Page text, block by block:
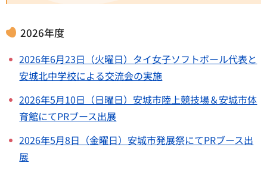
2026年度
2026年6月23日（火曜日）タイ女子ソフトボール代表と
安城北中学校による交流会の実施
2026年5月10日（日曜日）安城市陸上競技場＆安城市体
育館にてPRブース出展
2026年5月8日（金曜日）安城市発展祭にてPRブース出
展